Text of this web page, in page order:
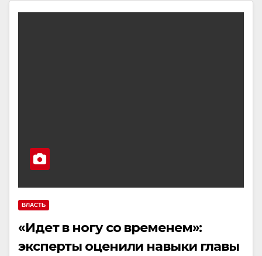
ВЛАСТЬ
«Идет в ногу со временем»:
эксперты оценили навыки главы